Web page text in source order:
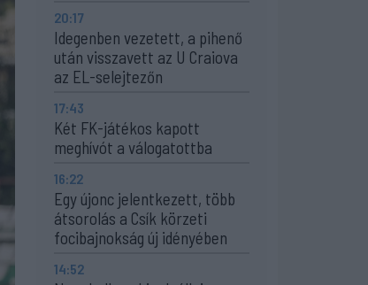
20:17
Idegenben vezetett, a pihenő
után visszavett az U Craiova
az EL-selejtezőn
17:43
Két FK-játékos kapott
meghívót a válogatottba
16:22
Egy újonc jelentkezett, több
átsorolás a Csík körzeti
focibajnokság új idényében
14:52